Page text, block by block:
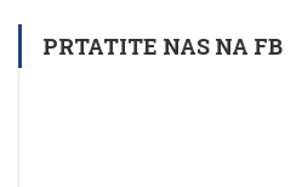
PRTATITE NAS NA FB